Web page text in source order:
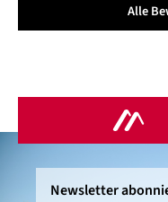
Alle
Newsletter